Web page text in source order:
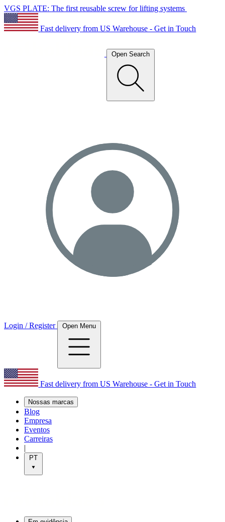
VGS PLATE: The first reusable screw for lifting systems
Fast delivery from US Warehouse - Get in Touch
Open Search
Login / Register Open Menu
Fast delivery from US Warehouse - Get in Touch
Nossas marcas
Blog
Empresa
Eventos
Carreiras
|
PT